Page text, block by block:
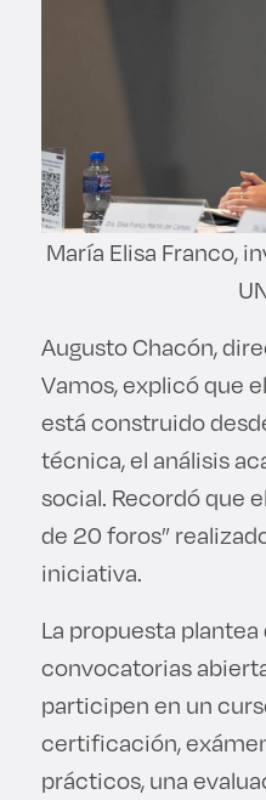
María Elisa Franco,
Augusto Chacón,
Vamos, explicó que
está construido
técnica, el análisis
social. Recordó que
de 20 foros”
iniciativa.
La propuesta
convocatorias
participen en un
certificación,
prácticos, una